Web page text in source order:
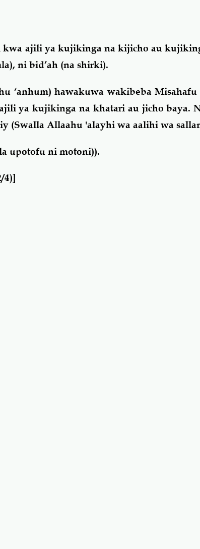
kwa ajili ya kujikinga na kijicho au
ni bid’ah (na shirki).
‘anhum) hawakuwa wakibeba
ya kujikinga na khatari au jicho baya.
(Swalla Allaahu 'alayhi wa aalihi wa
upotofu ni motoni)).
4)]